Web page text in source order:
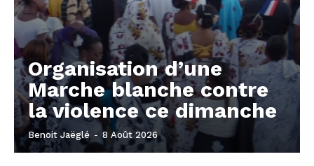
Organisation d’une
Marche blanche contre
la violence ce dimanche
Benoit Jaëglé - 8 Août 2026